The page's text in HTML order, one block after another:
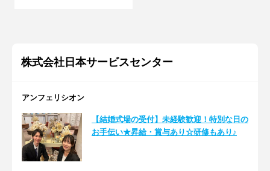
株式会社日本サービスセンター
アンフェリシオン
【結婚式場の受付】未経験歓迎！特別な日の
お手伝い★昇給・賞与あり☆研修もあり♪